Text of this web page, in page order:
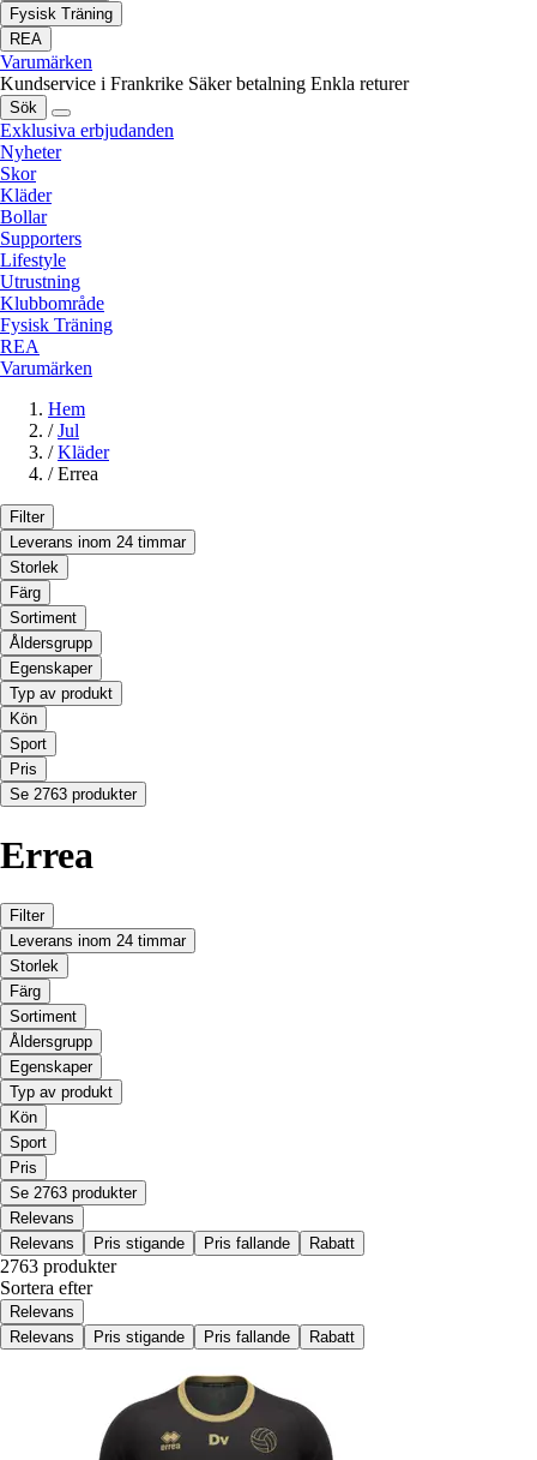
Fysisk Träning
REA
Varumärken
Kundservice i Frankrike Säker betalning Enkla returer
Sök
Exklusiva erbjudanden
Nyheter
Skor
Kläder
Bollar
Supporters
Lifestyle
Utrustning
Klubbområde
Fysisk Träning
REA
Varumärken
Hem
/ Jul
/ Kläder
/ Errea
Filter
Leverans inom 24 timmar
Storlek
Färg
Sortiment
Åldersgrupp
Egenskaper
Typ av produkt
Kön
Sport
Pris
Se 2763 produkter
Errea
Filter
Leverans inom 24 timmar
Storlek
Färg
Sortiment
Åldersgrupp
Egenskaper
Typ av produkt
Kön
Sport
Pris
Se 2763 produkter
Relevans
Relevans
Pris stigande Pris fallande Rabatt
2763 produkter
Sortera efter
Relevans
Relevans
Pris stigande Pris fallande Rabatt